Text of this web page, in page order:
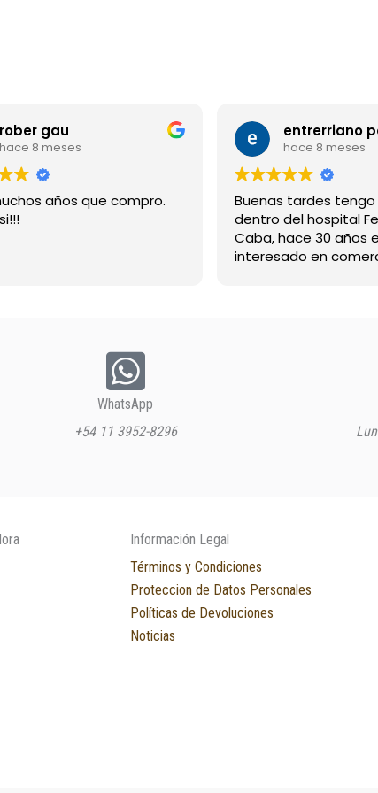
rober gau
hace 8 meses
años que compro.
hace 8 meses
Buenas tardes
dentro del hospital
Caba, hace 30 años
interesado en
WhatsApp
+54 11 3952-8296
Información Legal
Términos y Condiciones
Proteccion de Datos Personales
Políticas de Devoluciones
Noticias